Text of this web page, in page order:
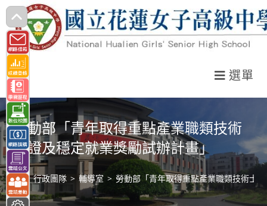
跳
轉
至
主
要
內
容
選單
勞動部「青年取得重點產業職類技術
士證及穩定就業獎勵試辦計畫」
> 行政團隊 > 輔導室 > 勞動部「青年取得重點產業職類技術士